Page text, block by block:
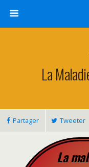
La
Partager Tweeter
La